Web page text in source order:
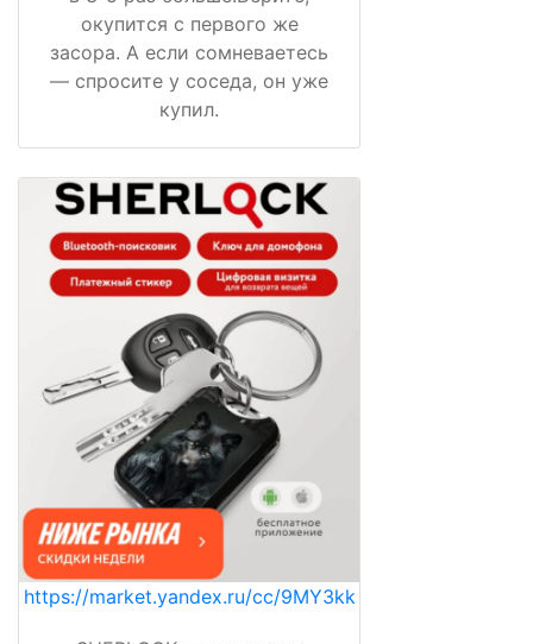
окупится с первого же
засора. А если сомневаетесь
— спросите у соседа, он уже
купил.
https://market.yandex.ru/cc/9MY3kk